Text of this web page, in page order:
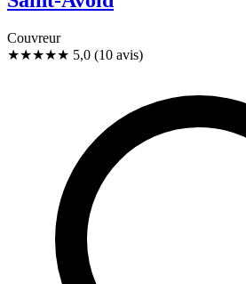
Couvreur
★★★★★ 5,0 (10 avis)